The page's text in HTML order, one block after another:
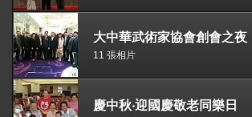
大中華武術家協會創會之夜
11 張相片
慶中秋‧迎國慶敬老同樂日